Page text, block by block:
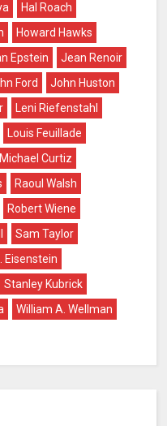
Hal Roach
Howard Hawks
Epstein
Jean Renoir
Ford
John Huston
Leni Riefenstahl
Louis Feuillade
Michael Curtiz
Raoul Walsh
Robert Wiene
Sam Taylor
Eisenstein
Stanley Kubrick
William A. Wellman